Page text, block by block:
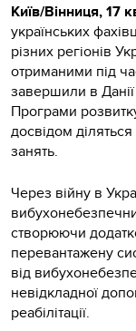
Київ/Вінниця, 17
українських
різних регіонів
отриманими під
завершили в
Програми
досвідом
занять.
Через війну в
створюючи
перевантажену
від
невідкладної
реабілітації.